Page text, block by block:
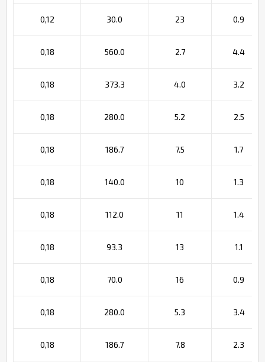
0,12 30.0 23 0.9
0,18 560.0 2.7 4.4
0,18 373.3 4.0 3.2
0,18 280.0 5.2 2.5
0,18 186.7 7.5 1.7
0,18 140.0 10 1.3
0,18 112.0 11 1.4
0,18 93.3 13 1.1
0,18 70.0 16 0.9
0,18 280.0 5.3 3.4
0,18 186.7 7.8 2.3